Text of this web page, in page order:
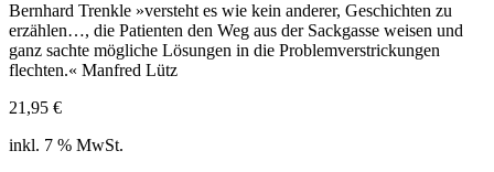
Bernhard Trenkle »versteht es wie kein anderer, Geschichten zu
erzählen…, die Patienten den Weg aus der Sackgasse weisen und
ganz sachte mögliche Lösungen in die Problemverstrickungen
flechten.« Manfred Lütz
21,95 €
inkl. 7 % MwSt.